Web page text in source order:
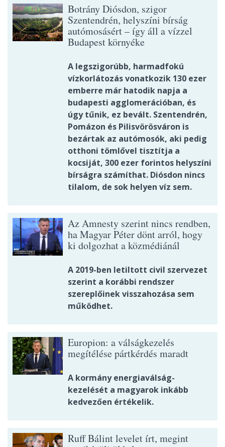
Botrány Diósdon, szigor
Szentendrén, helyszíni bírság
autómosásért – így áll a vízzel
Budapest környéke
A legszigorúbb, harmadfokú
vízkorlátozás vonatkozik 130 ezer
emberre már hatodik napja a
budapesti agglomerációban, és
úgy tűnik, ez bevált. Szentendrén,
Pomázon és Pilisvörösváron is
bezártak az autómosók, aki pedig
otthoni tömlővel tisztítja a
kocsiját, 300 ezer forintos helyszíni
bírságra számíthat. Diósdon nincs
tilalom, de sok helyen víz sem.
Az Amnesty szerint nincs rendben,
ha Magyar Péter dönt arról, hogy
ki dolgozhat a közmédiánál
A 2019-ben letiltott civil szervezet
szerint a korábbi rendszer
szereplőinek visszahozása sem
működhet.
Europion: a válságkezelés
megítélése pártkérdés maradt
A kormány energiaválság-
kezelését a magyarok inkább
kedvezően értékelik.
Ruff Bálint levelet írt, megint